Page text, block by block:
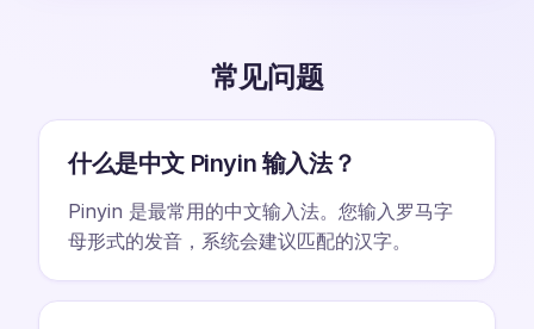
常见问题
什么是中文 Pinyin 输入法？
Pinyin 是最常用的中文输入法。您输入罗马字
母形式的发音，系统会建议匹配的汉字。